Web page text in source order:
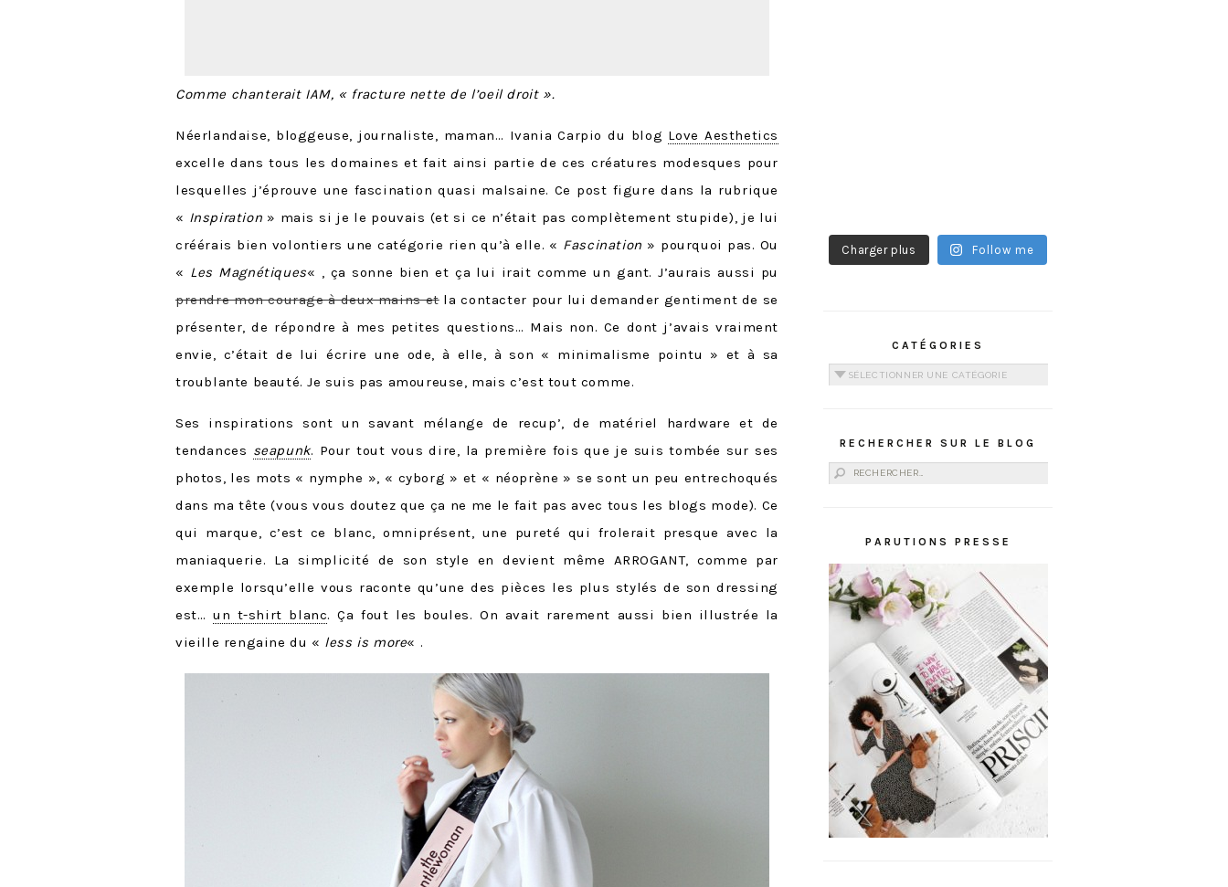
Comme chanterait IAM, « fracture nette de l’oeil droit ».
Néerlandaise, bloggeuse, journaliste, maman… Ivania Carpio du blog Love Aesthetics
excelle dans tous les domaines et fait ainsi partie de ces créatures modesques pour
lesquelles j’éprouve une fascination quasi malsaine. Ce post figure dans la rubrique
« Inspiration » mais si je le pouvais (et si ce n’était pas complètement stupide), je lui
créérais bien volontiers une catégorie rien qu’à elle. « Fascination » pourquoi pas. Ou
« Les Magnétiques« , ça sonne bien et ça lui irait comme un gant. J’aurais aussi pu
prendre mon courage à deux mains etla contacter pour lui demander gentiment de se
présenter, de répondre à mes petites questions… Mais non. Ce dont j’avais vraiment
envie, c’était de lui écrire une ode, à elle, à son « minimalisme pointu » et à sa
troublante beauté. Je suis pas amoureuse, mais c’est tout comme.
Ses inspirations sont un savant mélange de recup’, de matériel hardware et de
tendances seapunk. Pour tout vous dire, la première fois que je suis tombée sur ses
photos, les mots « nymphe », « cyborg » et « néoprène » se sont un peu entrechoqués
dans ma tête (vous vous doutez que ça ne me le fait pas avec tous les blogs mode). Ce
qui marque, c’est ce blanc, omniprésent, une pureté qui frolerait presque avec la
maniaquerie. La simplicité de son style en devient même ARROGANT, comme par
exemple lorsqu’elle vous raconte qu’une des pièces les plus stylés de son dressing
est… un t-shirt blanc. Ça fout les boules. On avait rarement aussi bien illustrée la
vieille rengaine du « less is more« .
Charger plus Follow me
CATÉGORIES
Catégories
RECHERCHER SUR LE BLOG
Rechercher :
PARUTIONS PRESSE